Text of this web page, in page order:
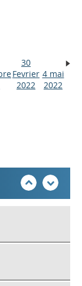
30
Fevrier
2022
4 mai
2022